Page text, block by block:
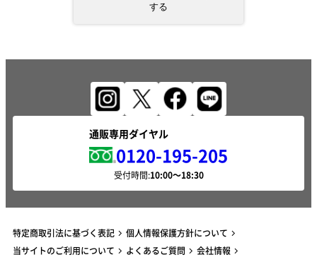
する
通販専用ダイヤル
0120-195-205
受付時間:
特定商取引法に基づく表記
個人情報保護方針について
当サイトのご利用について
よくあるご質問
会社情報